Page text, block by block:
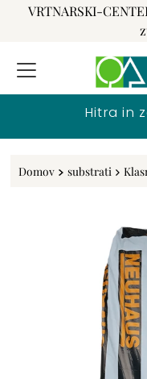
Preskoči na vsebino
VRTNARSKI-
Hitra in
Domov substrati